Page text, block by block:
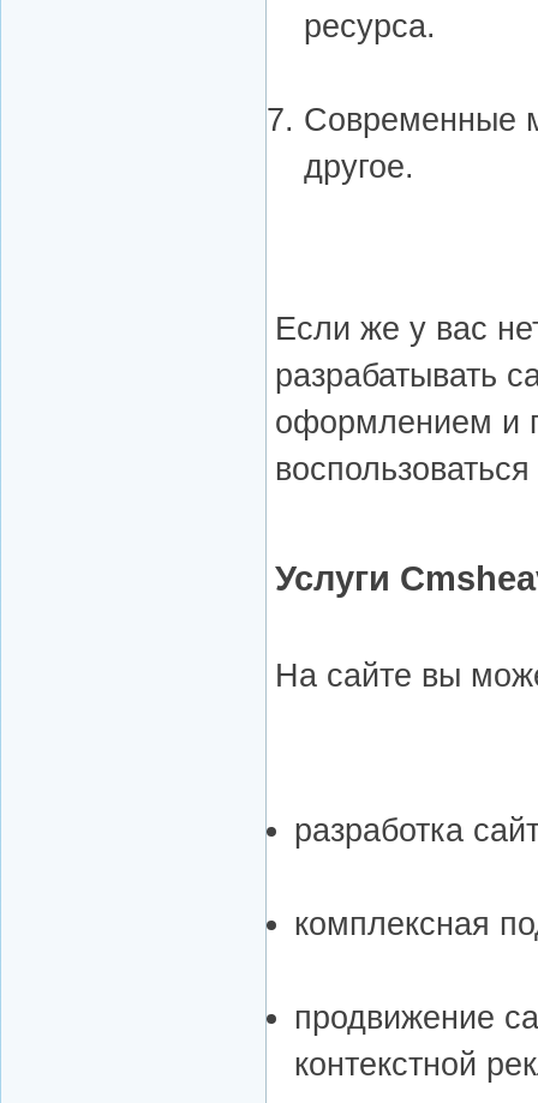
ресурса.
Современные
другое.
Если же у вас
разрабатывать
оформлением и
Услуги
На сайте вы
разработка
комплексная
продвижение
контекстной